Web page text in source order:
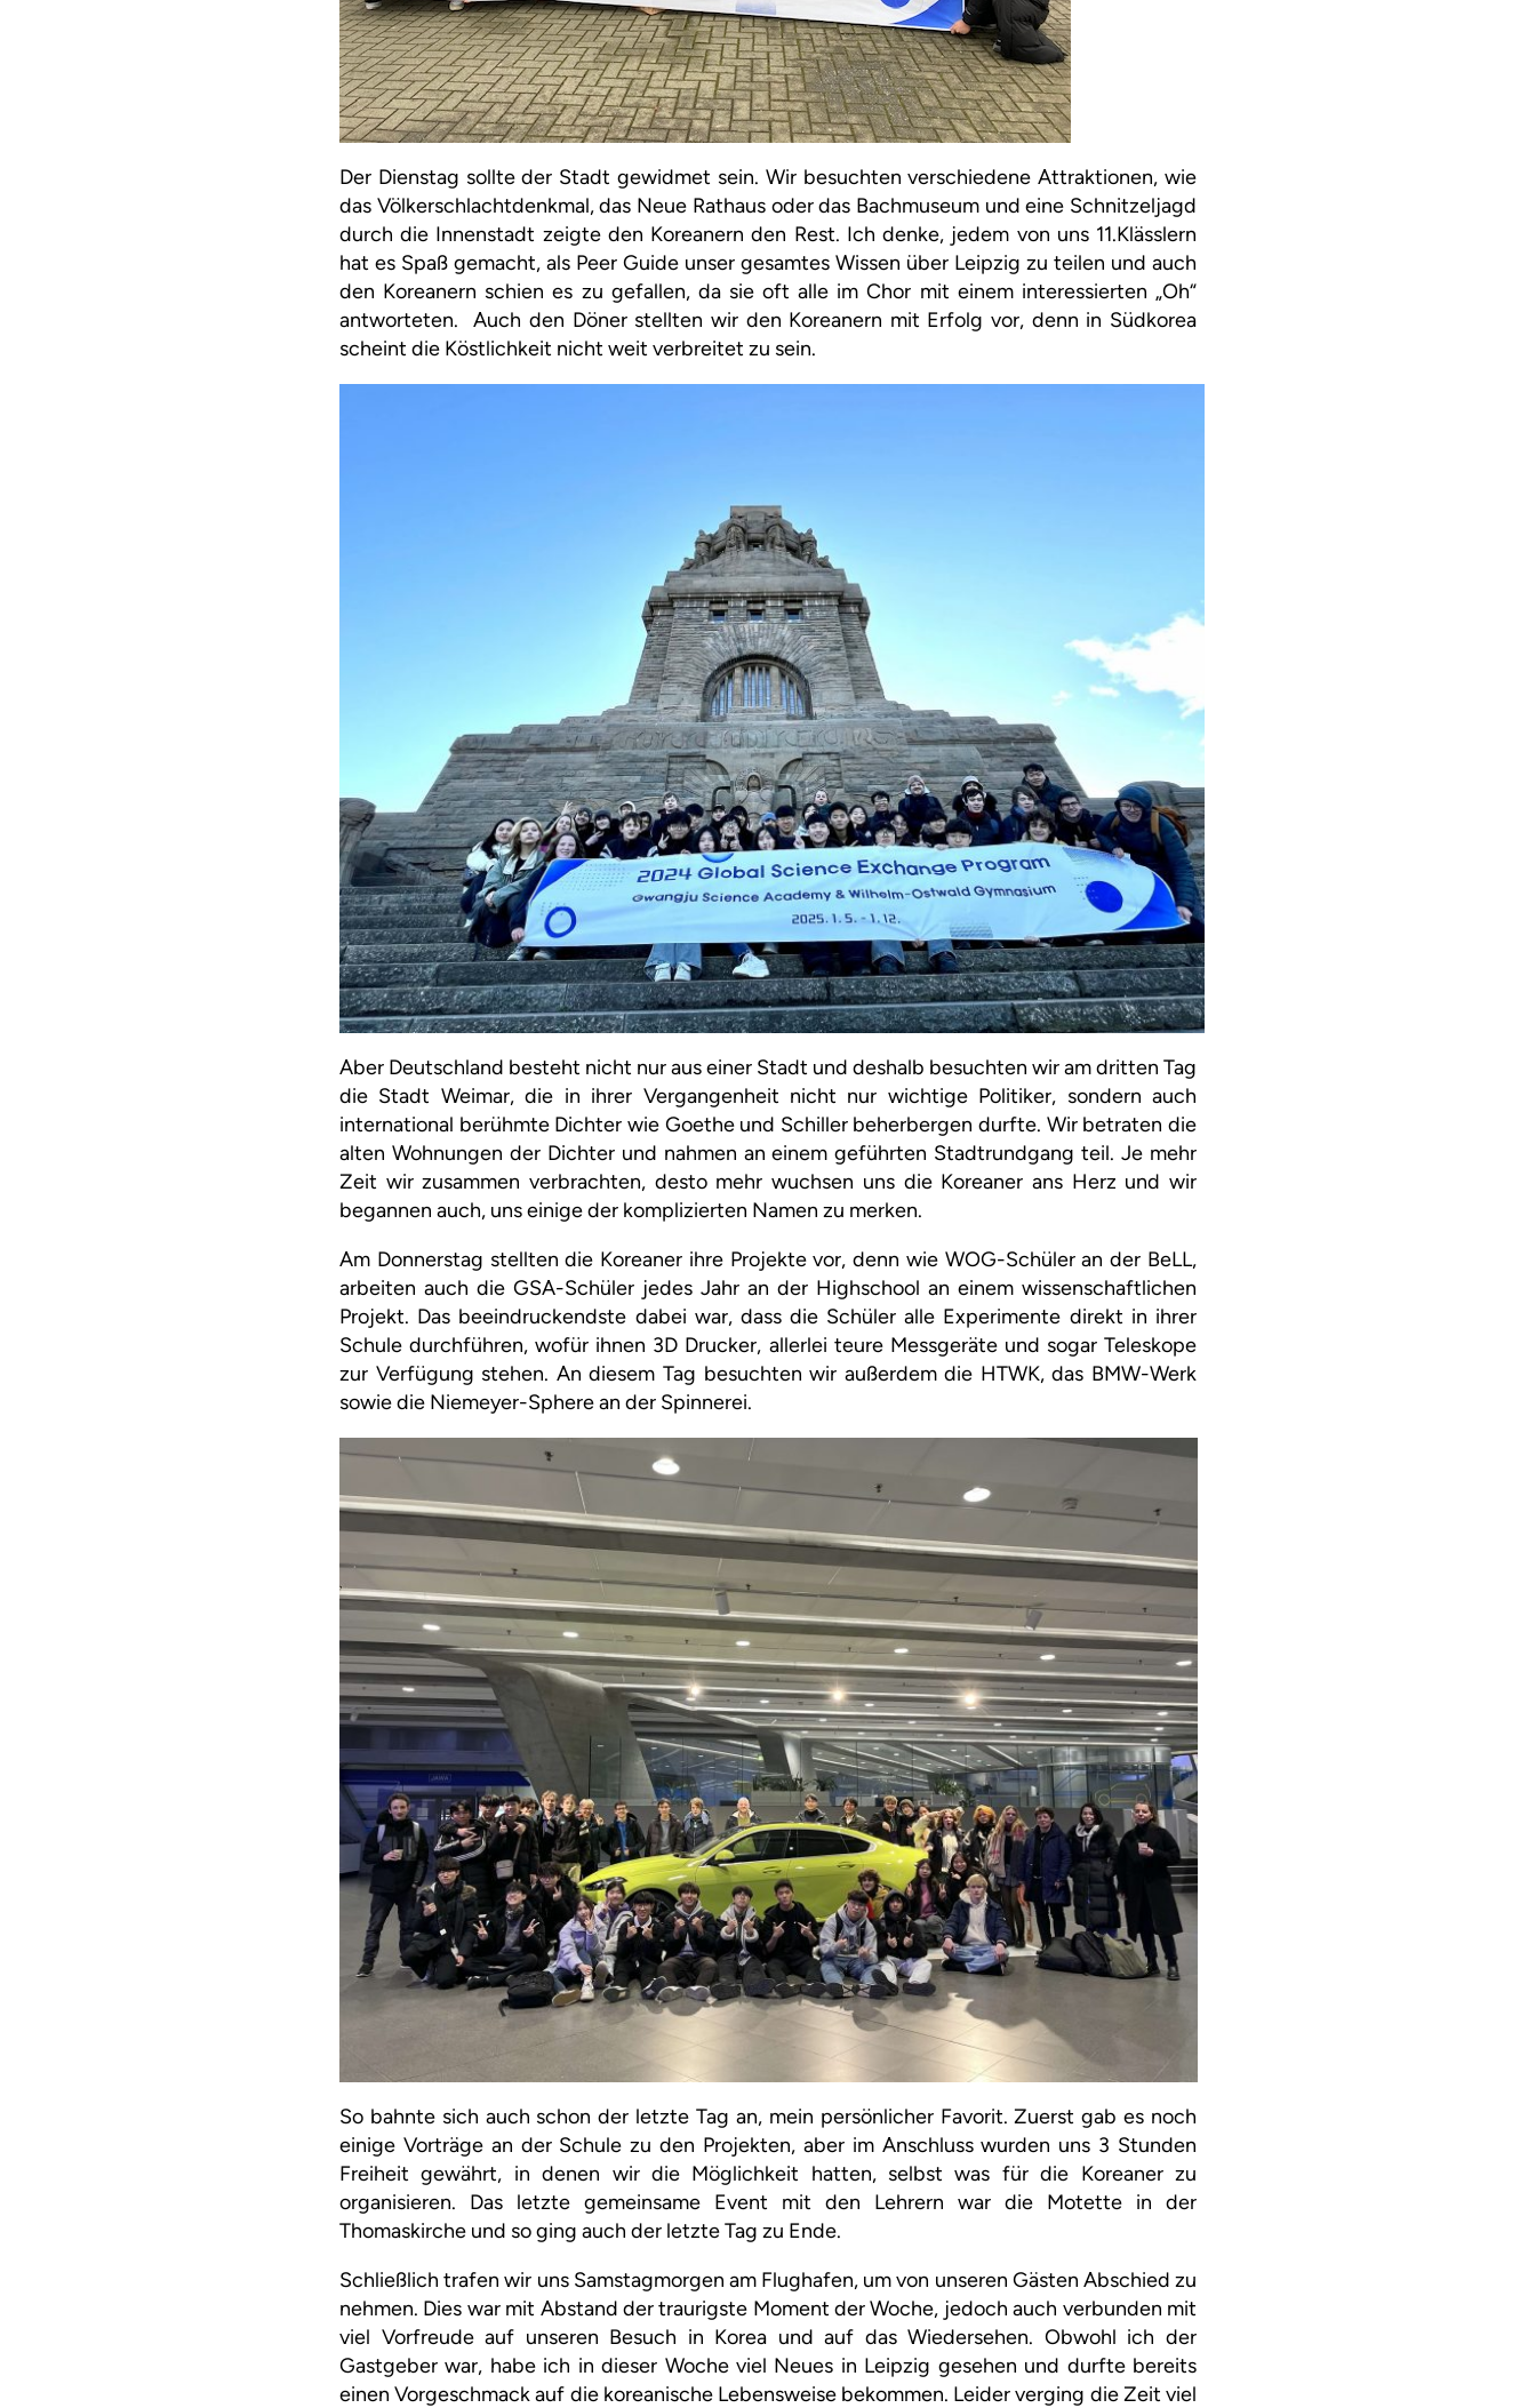
Der Dienstag sollte der Stadt gewidmet sein. Wir besuchten verschiedene Attraktionen, wie
das Völkerschlachtdenkmal, das Neue Rathaus oder das Bachmuseum und eine Schnitzeljagd
durch die Innenstadt zeigte den Koreanern den Rest. Ich denke, jedem von uns 11.Klässlern
hat es Spaß gemacht, als Peer Guide unser gesamtes Wissen über Leipzig zu teilen und auch
den Koreanern schien es zu gefallen, da sie oft alle im Chor mit einem interessierten „Oh“
antworteten. Auch den Döner stellten wir den Koreanern mit Erfolg vor, denn in Südkorea
scheint die Köstlichkeit nicht weit verbreitet zu sein.
Aber Deutschland besteht nicht nur aus einer Stadt und deshalb besuchten wir am dritten Tag
die Stadt Weimar, die in ihrer Vergangenheit nicht nur wichtige Politiker, sondern auch
international berühmte Dichter wie Goethe und Schiller beherbergen durfte. Wir betraten die
alten Wohnungen der Dichter und nahmen an einem geführten Stadtrundgang teil. Je mehr
Zeit wir zusammen verbrachten, desto mehr wuchsen uns die Koreaner ans Herz und wir
begannen auch, uns einige der komplizierten Namen zu merken.
Am Donnerstag stellten die Koreaner ihre Projekte vor, denn wie WOG-Schüler an der BeLL,
arbeiten auch die GSA-Schüler jedes Jahr an der Highschool an einem wissenschaftlichen
Projekt. Das beeindruckendste dabei war, dass die Schüler alle Experimente direkt in ihrer
Schule durchführen, wofür ihnen 3D Drucker, allerlei teure Messgeräte und sogar Teleskope
zur Verfügung stehen. An diesem Tag besuchten wir außerdem die HTWK, das BMW-Werk
sowie die Niemeyer-Sphere an der Spinnerei.
So bahnte sich auch schon der letzte Tag an, mein persönlicher Favorit. Zuerst gab es noch
einige Vorträge an der Schule zu den Projekten, aber im Anschluss wurden uns 3 Stunden
Freiheit gewährt, in denen wir die Möglichkeit hatten, selbst was für die Koreaner zu
organisieren. Das letzte gemeinsame Event mit den Lehrern war die Motette in der
Thomaskirche und so ging auch der letzte Tag zu Ende.
Schließlich trafen wir uns Samstagmorgen am Flughafen, um von unseren Gästen Abschied zu
nehmen. Dies war mit Abstand der traurigste Moment der Woche, jedoch auch verbunden mit
viel Vorfreude auf unseren Besuch in Korea und auf das Wiedersehen. Obwohl ich der
Gastgeber war, habe ich in dieser Woche viel Neues in Leipzig gesehen und durfte bereits
einen Vorgeschmack auf die koreanische Lebensweise bekommen. Leider verging die Zeit viel